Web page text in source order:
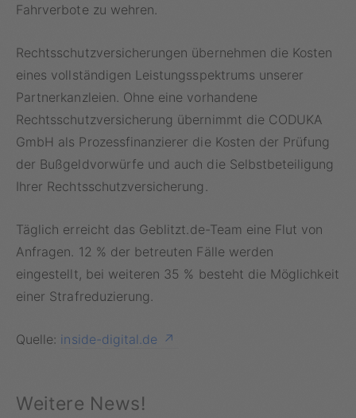
Fahrverbote zu wehren.
Rechtsschutzversicherungen übernehmen die Kosten
eines vollständigen Leistungsspektrums unserer
Partnerkanzleien. Ohne eine vorhandene
Rechtsschutzversicherung übernimmt die CODUKA
GmbH als Prozessfinanzierer die Kosten der Prüfung
der Bußgeldvorwürfe und auch die Selbstbeteiligung
Ihrer Rechtsschutzversicherung.
Täglich erreicht das Geblitzt.de-Team eine Flut von
Anfragen. 12 % der betreuten Fälle werden
eingestellt, bei weiteren 35 % besteht die Möglichkeit
einer Strafreduzierung.
Quelle: inside-digital.de
Weitere News!